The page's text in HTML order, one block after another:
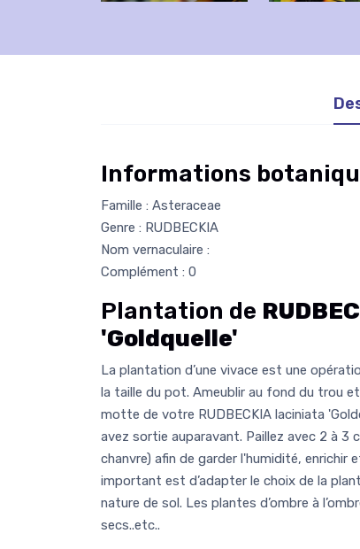
Informations
Famille : Asteraceae
Genre : RUDBECKIA
Nom vernaculaire :
Complément : 0
Plantation de
'Goldquelle'
La plantation d’une vivace est une
la taille du pot. Ameublir au fond du trou
motte de votre RUDBECKIA laciniata
avez sortie auparavant. Paillez avec 2 à 3
chanvre) afin de garder l'humidité, enrichir
important est d’adapter le choix de la
nature de sol. Les plantes d’ombre à
secs..etc..